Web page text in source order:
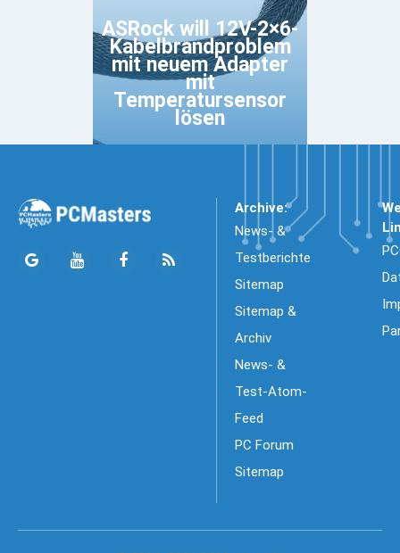
ASRock will 12V-2×6-
Kabelbrandproblem
mit neuem Adapter
mit
Temperatursensor
lösen
Archive:
News- &
Testberichte
Sitemap
Sitemap &
Archiv
News- &
Test-Atom-
Feed
PC Forum
Sitemap